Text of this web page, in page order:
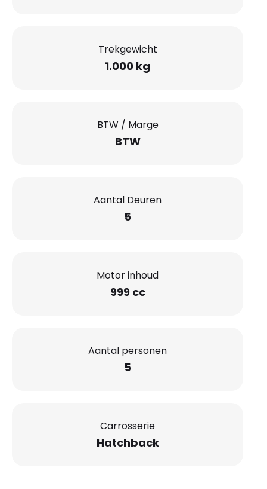
Trekgewicht
1.000 kg
BTW / Marge
BTW
Aantal Deuren
5
Motor inhoud
999 cc
Aantal personen
5
Carrosserie
Hatchback